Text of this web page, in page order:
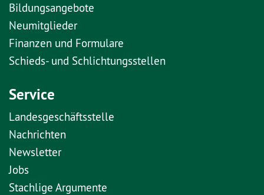
Bildungsangebote
Neumitglieder
Finanzen und Formulare
Schieds- und Schlichtungsstellen
Service
Landesgeschäftsstelle
Nachrichten
Newsletter
Jobs
Stachlige Argumente